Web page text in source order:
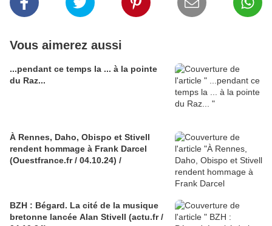
Vous aimerez aussi
...pendant ce temps la ... à la pointe
du Raz...
À Rennes, Daho, Obispo et Stivell
rendent hommage à Frank Darcel
(Ouestfrance.fr / 04.10.24) /
BZH : Bégard. La cité de la musique
bretonne lancée Alan Stivell (actu.fr /